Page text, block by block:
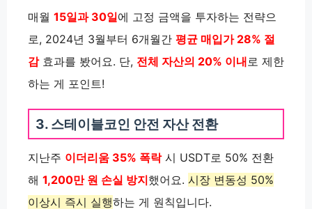
매월 15일과 30일에 고정 금액을 투자하는 전략으
로, 2024년 3월부터 6개월간 평균 매입가 28% 절
감효과를 봤어요. 단, 전체 자산의 20% 이내 로 제한
하는 게 포인트!
3. 스테이블코인 안전 자산 전환
지난주 이더리움 35% 폭락시 USDT로 50% 전환
해 1,200만 원 손실 방지했어요. 시장 변동성 50%
이상시 즉시 실행하는 게 원칙입니다.